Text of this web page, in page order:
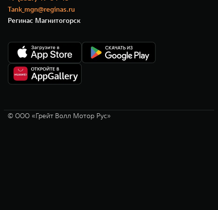
Tank_mgn@reginas.ru
Регинас Магнитогорск
© ООО «Грейт Волл Мотор Рус»